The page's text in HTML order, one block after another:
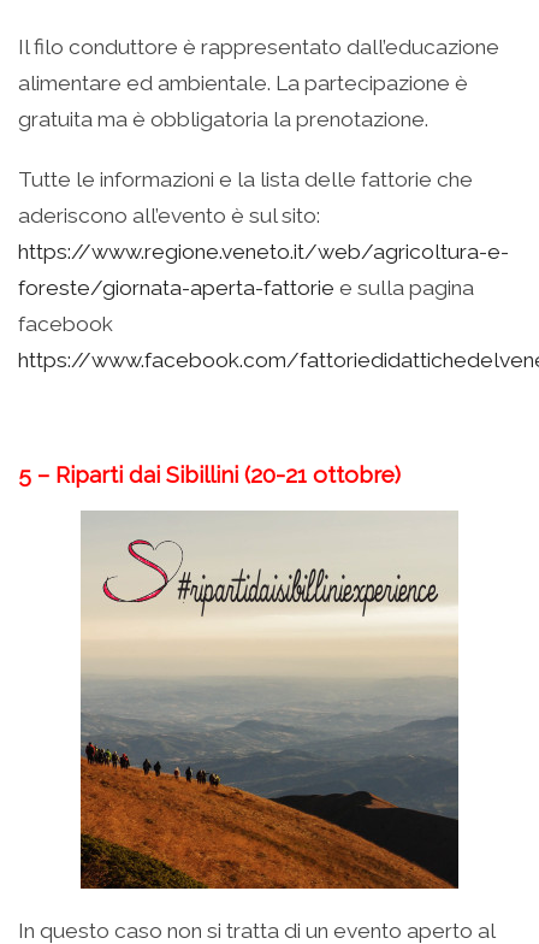
Il filo conduttore è rappresentato dall’educazione
alimentare ed ambientale. La partecipazione è
gratuita ma è obbligatoria la prenotazione.
Tutte le informazioni e la lista delle fattorie che
aderiscono all’evento è sul sito:
https://www.regione.veneto.it/web/agricoltura-e-
foreste/giornata-aperta-fattorie e sulla pagina
facebook
https://www.facebook.com/
5 – Riparti dai Sibillini (20-21 ottobre)
In questo caso non si tratta di un evento aperto al